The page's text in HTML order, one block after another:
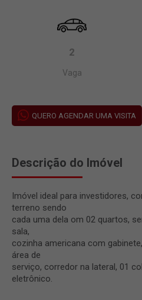
2
Vaga
QUERO AGENDAR UMA VISITA
Descrição do Imóvel
Imóvel ideal para investidores,
terreno sendo
cada uma dela om 02 quartos,
sala,
cozinha americana com
área de
serviço, corredor na lateral, 01
eletrônico.